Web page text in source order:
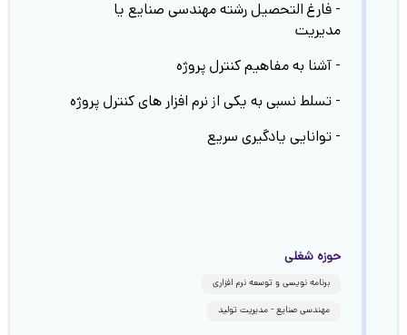
- فارغ التحصیل رشته مهندسی صنایع یا
مدیریت
- آشنا به مفاهیم کنترل پروژه
- تسلط نسبی به یکی از نرم افزار های کنترل پروژه
- توانایی یادگیری سریع
حوزه شغلی
برنامه نویسی و توسعه نرم افزاری
مهندسی صنایع - مدیریت تولید